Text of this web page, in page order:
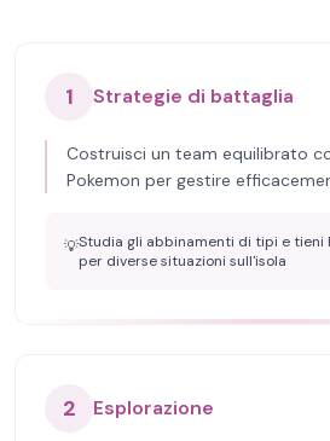
1 Strategie di battaglia
Costruisci un team equilibrato
Pokemon per gestire
💡Studia gli abbinamenti di tipi e tieni
per diverse situazioni sull'isola
2 Esplorazione